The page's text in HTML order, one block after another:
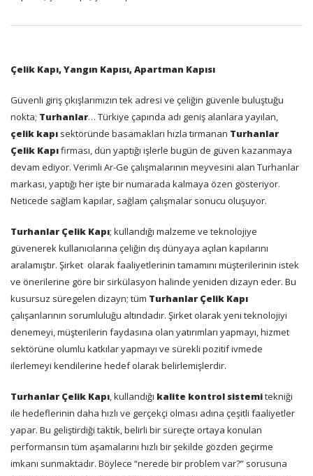
Çelik Kapı, Yangın Kapısı, Apartman Kapısı
Güvenli giriş çıkışlarımızın tek adresi ve çeliğin güvenle buluştuğu
nokta; Turhanlar… Türkiye çapında adı geniş alanlara yayılan,
çelik kapı sektöründe basamakları hızla tırmanan Turhanlar
Çelik Kapıfirması, dün yaptığı işlerle bugün de güven kazanmaya
devam ediyor. Verimli Ar-Ge çalışmalarının meyvesini alan Turhanlar
markası, yaptığı her işte bir numarada kalmaya özen gösteriyor.
Neticede sağlam kapılar, sağlam çalışmalar sonucu oluşuyor.
Turhanlar Çelik Kapı; kullandığı malzeme ve teknolojiye
güvenerek kullanıcılarına çeliğin dış dünyaya açılan kapılarını
aralamıştır. Şirket olarak faaliyetlerinin tamamını müşterilerinin istek
ve önerilerine göre bir sirkülasyon halinde yeniden dizayn eder. Bu
kusursuz süregelen dizayn; tüm Turhanlar Çelik Kapı
çalışanlarının sorumluluğu altındadır. Şirket olarak yeni teknolojiyi
denemeyi, müşterilerin faydasına olan yatırımları yapmayı, hizmet
sektörüne olumlu katkılar yapmayı ve sürekli pozitif ivmede
ilerlemeyi kendilerine hedef olarak belirlemişlerdir.
Turhanlar Çelik Kapı, kullandığı kalite kontrol sistemitekniği
ile hedeflerinin daha hızlı ve gerçekçi olması adına çeşitli faaliyetler
yapar. Bu geliştirdiği taktik, belirli bir süreçte ortaya konulan
performansın tüm aşamalarını hızlı bir şekilde gözden geçirme
imkanı sunmaktadır. Böylece “nerede bir problem var?” sorusuna